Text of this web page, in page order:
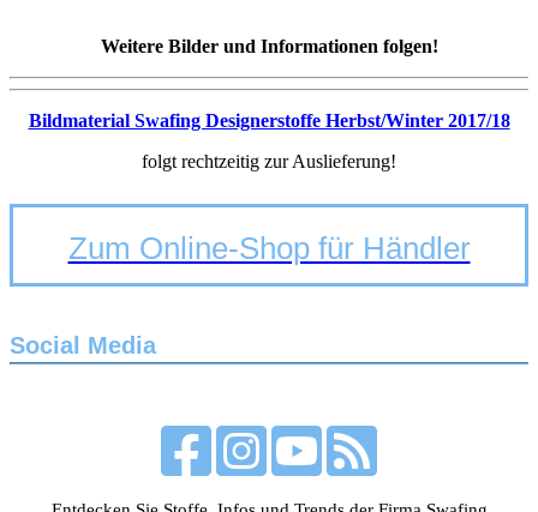
Weitere Bilder und Informationen folgen!
Bildmaterial Swafing Designerstoffe Herbst/Winter 2017/18
folgt rechtzeitig zur Auslieferung!
Zum Online-Shop für Händler
Social Media